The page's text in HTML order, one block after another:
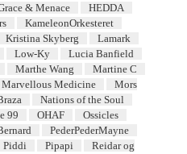
& Menace
HEDDA
KameleonOrkesteret
Kristina Skyberg
Lamark
Low-Ky
Lucia Banfield
Marthe Wang
Martine C
Marvellous Medicine
Mors
Nations of the Soul
99 OHAF
Ossicles
PederPederMayne
Piddi Pipapi
Reidar og